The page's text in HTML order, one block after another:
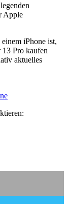
Apple
iPhone ist,
13 Pro kaufen
aktuelles